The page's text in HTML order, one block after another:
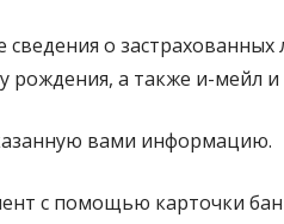
о застрахованных
рождения, а также и-мейл
вами информацию.
с помощью карточки